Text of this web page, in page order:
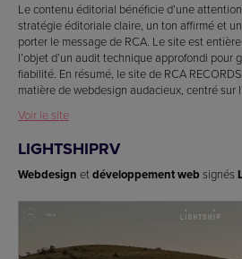
Le contenu éditorial bénéficie d’une
stratégie éditoriale claire, un ton affirmé et
porter le message de RCA. Le site est
l’objet d’un audit technique approfondi pour
fiabilité. En résumé, le site de RCA
matière de webdesign audacieux, centré sur
Voir le site
LIGHTSHIPRV
Webdesign etdéveloppement web signés